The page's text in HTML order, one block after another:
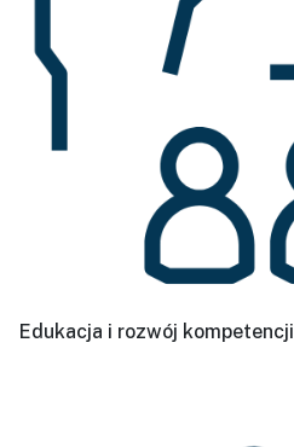
Edukacja i rozwój kompetencji